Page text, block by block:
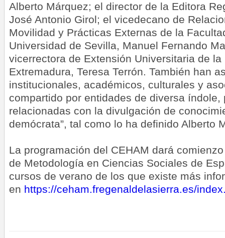
Alberto Márquez; el director de la Editora
José Antonio Girol; el vicedecano de
Movilidad y Prácticas Externas de la
Universidad de Sevilla, Manuel Fernando
vicerrectora de Extensión Universitaria de
Extremadura, Teresa Terrón. También han
institucionales, académicos, culturales y
compartido por entidades de diversa índole,
relacionadas con la divulgación de
demócrata”, tal como lo ha definido Alberto
La programación del CEHAM dará
de Metodología en Ciencias Sociales de
cursos de verano de los que existe más
en https://ceham.fregenaldelasierra.es/